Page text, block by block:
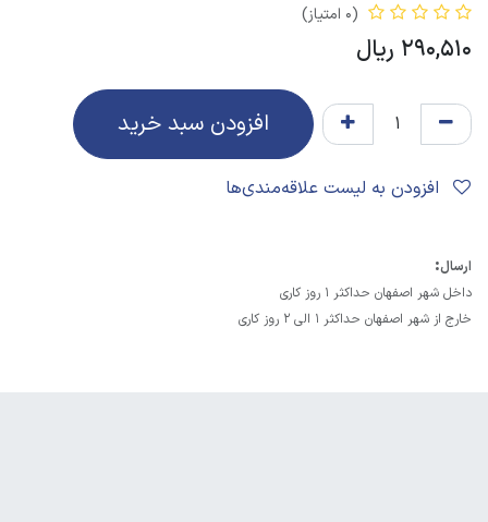
(0 امتیاز)
290,510 ریال
افزودن سبد خرید
ارسال:
داخل شهر اصفهان حداکثر 1 روز کاری
خارج از شهر اصفهان حداکثر 1 الی 2 روز کاری